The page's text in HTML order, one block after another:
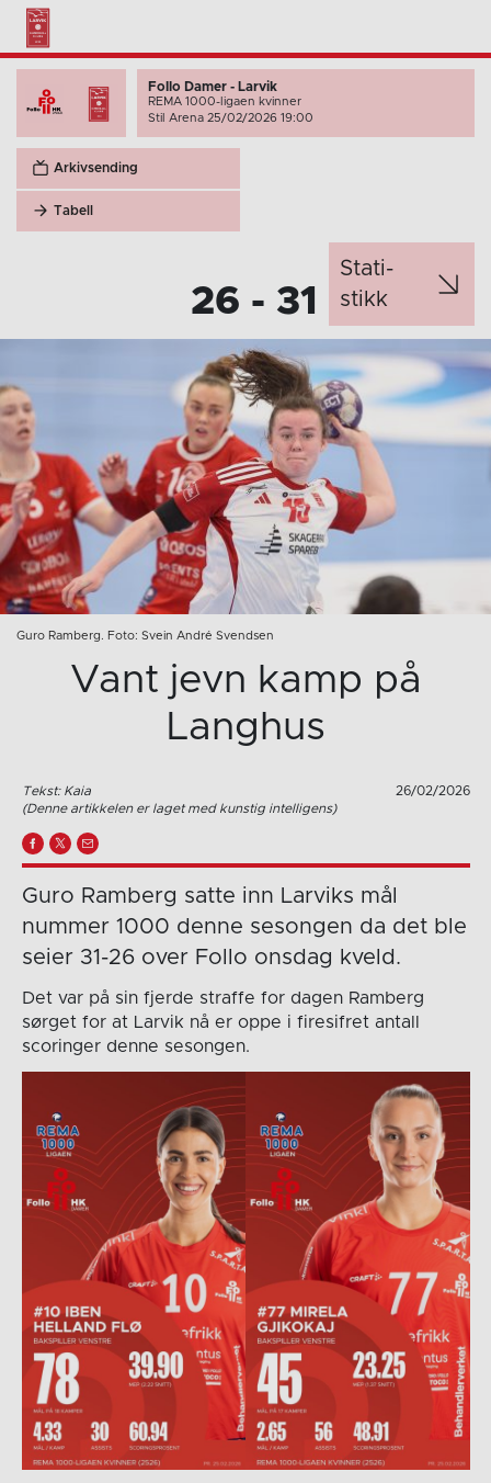
Follo Damer - Larvik
REMA 1000-ligaen kvinner
Stil Arena 25/02/2026 19:00
Arkivsending
Tabell
26 - 31
Stati­
stikk
Guro Ramberg. Foto: Svein André Svendsen
Vant jevn kamp på
Langhus
Tekst: Kaia
26/02/2026
(Denne artikkelen er laget med kunstig intelligens)
Guro Ramberg satte inn Larviks mål
nummer 1000 denne sesongen da det ble
seier 31-26 over Follo onsdag kveld.
Det var på sin fjerde straffe for dagen Ramberg
sørget for at Larvik nå er oppe i firesifret antall
scoringer denne sesongen.